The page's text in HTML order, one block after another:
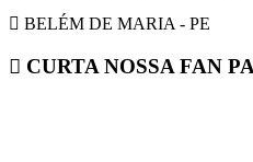
BELÉM DE MARIA - PE
CURTA NOSSA FAN